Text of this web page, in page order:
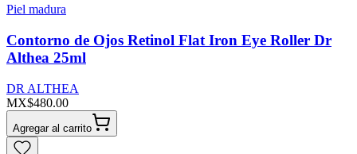
Piel madura
Contorno de Ojos Retinol Flat Iron Eye Roller Dr
Althea 25ml
DR ALTHEA
MX$480.00
Agregar al carrito